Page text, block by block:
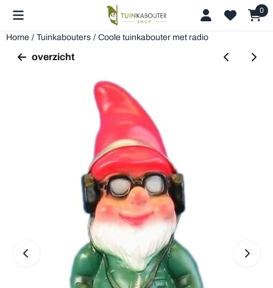
Cookievoorkeuren zijn beschikbaar. Kies instellingen of sta alle
0
Home / Tuinkabouters / Coole tuinkabouter met radio
overzicht